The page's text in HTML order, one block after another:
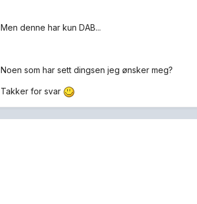
Men denne har kun DAB...
Noen som har sett dingsen jeg ønsker meg?
Takker for svar